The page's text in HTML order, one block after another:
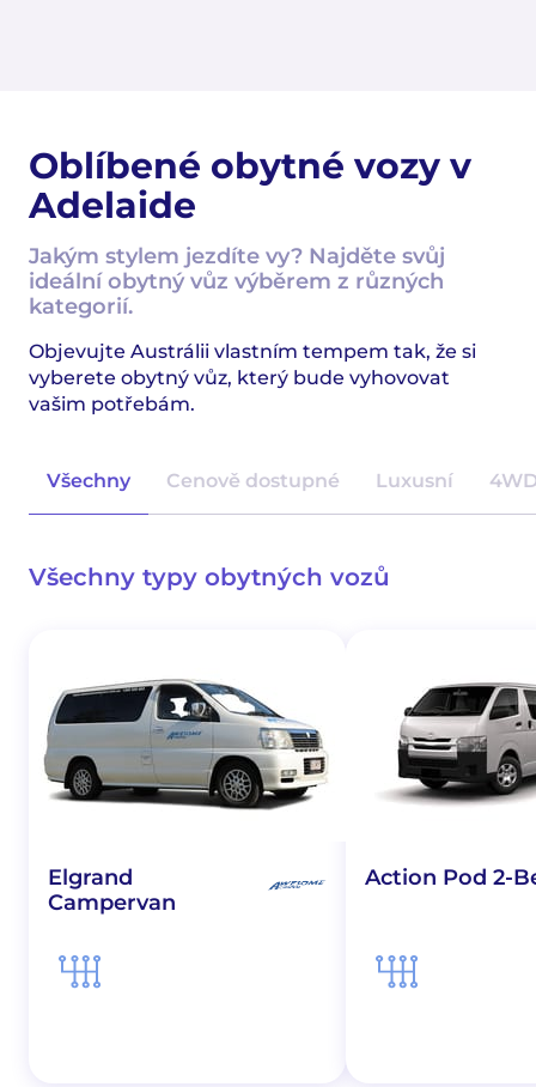
Oblíbené obytné vozy v
Adelaide
Jakým stylem jezdíte vy? Najděte svůj
ideální obytný vůz výběrem z různých
kategorií.
Objevujte Austrálii vlastním tempem tak, že si
vyberete obytný vůz, který bude vyhovovat
vašim potřebám.
Všechny Cenově dostupné Luxusní
Všechny typy obytných vozů
Elgrand
Campervan
Action Pod 2-